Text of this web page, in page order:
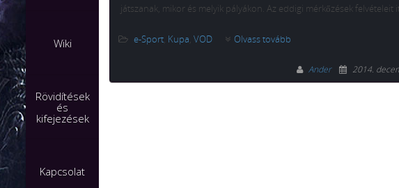
Wiki
Rövidítések
és
kifejezések
Kapcsolat
játszanak, mikor és melyik pályákon. Az eddigi mérkőzések
e-Sport, Kupa, VOD Olvass tovább
Ander 2014.